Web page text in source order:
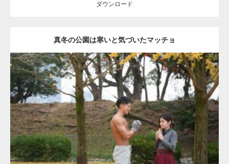
ダウンロード
真冬の公園は寒いと気づいたマッチョ
Update: 2021.07.8
Category:公園のマッチョ その他 AKIHITO(細マッチョ) 上腕三頭筋
肩
ダウンロード